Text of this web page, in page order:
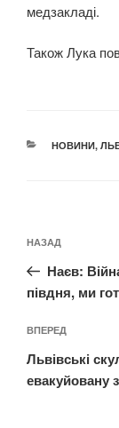
медзакладі.
Також Лука
КАТЕГОРІЇ
НОВИНИ,
записів
Попередній
запис:
НАЗАД
Наєв:
півдня, ми
Наступний
запис
ВПЕРЕД
Львівські
евакуйовану